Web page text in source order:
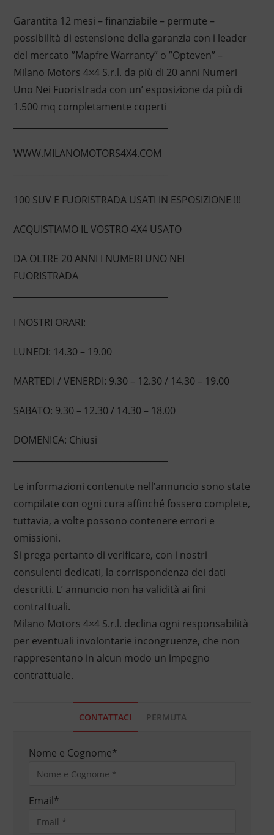
Garantita 12 mesi – finanziabile – permute –
possibilità di estensione della garanzia con i leader
del mercato ”Mapfre Warranty” o ”Opteven” –
Milano Motors 4×4 S.r.l. da più di 20 anni Numeri
Uno Nei Fuoristrada con un’ esposizione da più di
1.500 mq completamente coperti
WWW.MILANOMOTORS4X4.COM
100 SUV E FUORISTRADA USATI IN ESPOSIZIONE !!!
ACQUISTIAMO IL VOSTRO 4X4 USATO
DA OLTRE 20 ANNI I NUMERI UNO NEI
FUORISTRADA
I NOSTRI ORARI:
LUNEDI: 14.30 – 19.00
MARTEDI / VENERDI: 9.30 – 12.30 / 14.30 – 19.00
SABATO: 9.30 – 12.30 / 14.30 – 18.00
DOMENICA: Chiusi
Le informazioni contenute nell’annuncio sono state
compilate con ogni cura affinché fossero complete,
tuttavia, a volte possono contenere errori e
omissioni.
Si prega pertanto di verificare, con i nostri
consulenti dedicati, la corrispondenza dei dati
descritti. L’ annuncio non ha validità ai fini
contrattuali.
Milano Motors 4×4 S.r.l. declina ogni responsabilità
per eventuali involontarie incongruenze, che non
rappresentano in alcun modo un impegno
contrattuale.
CONTATTACI PERMUTA
Nome e Cognome*
Email*